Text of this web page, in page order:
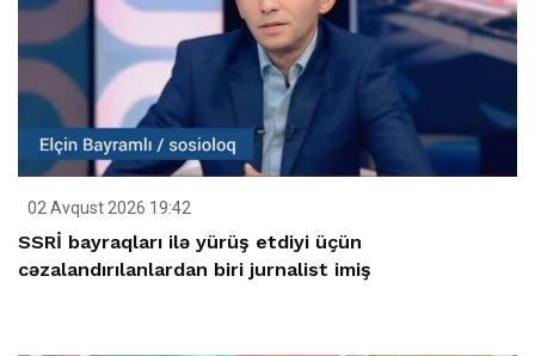
02 Avqust 2026 19:42
SSRİ bayraqları ilə yürüş etdiyi üçün
cəzalandırılanlardan biri jurnalist imiş